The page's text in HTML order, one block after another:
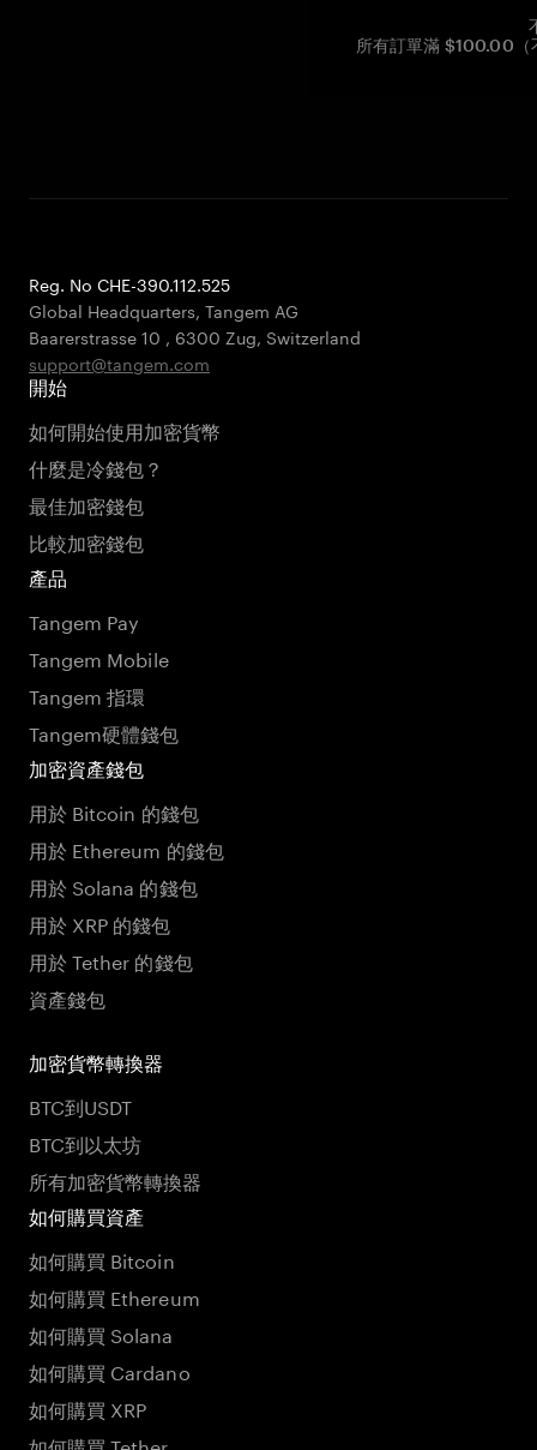
所有訂單滿 $100.00（
Reg. No CHE-390.112.525
Global Headquarters, Tangem AG
Baarerstrasse 10 , 6300 Zug, Switzerland
support@tangem.com
開始
如何開始使用加密貨幣
什麼是冷錢包？
最佳加密錢包
比較加密錢包
產品
Tangem Pay
Tangem Mobile
Tangem 指環
Tangem硬體錢包
加密資產錢包
用於 Bitcoin 的錢包
用於 Ethereum 的錢包
用於 Solana 的錢包
用於 XRP 的錢包
用於 Tether 的錢包
資產錢包
加密貨幣轉換器
BTC到USDT
BTC到以太坊
所有加密貨幣轉換器
如何購買資產
如何購買 Bitcoin
如何購買 Ethereum
如何購買 Solana
如何購買 Cardano
如何購買 XRP